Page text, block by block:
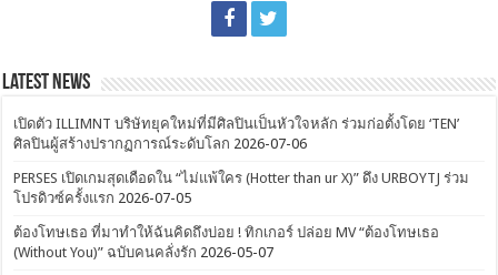
Latest News
เปิดตัว ILLIMNT บริษัทยุคใหม่ที่มีศิลปินเป็นหัวใจหลัก ร่วมก่อตั้งโดย ‘TEN’
ศิลปินผู้สร้างปรากฏการณ์ระดับโลก 2026-07-06
PERSES เปิดเกมสุดเดือดใน “ไม่แพ้ใคร (Hotter than ur X)” ดึง URBOYTJ ร่วม
โปรดิวซ์ครั้งแรก 2026-07-05
ต้องโทษเธอ ที่มาทำให้ฉันคิดถึงบ่อย ! ทิกเกอร์ ปล่อย MV “ต้องโทษเธอ
(Without You)” ฉบับคนคลั่งรัก 2026-05-07